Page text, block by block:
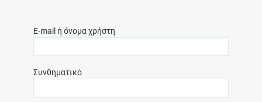
E-mail ή όνομα χρήστη
Συνθηματικό